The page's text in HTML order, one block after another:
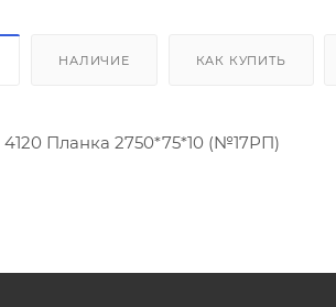
НАЛИЧИЕ КАК КУПИТЬ
Планка 2750*75*10 (№17РП)